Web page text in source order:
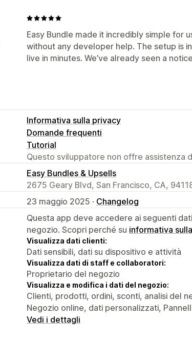
Easy Bundle made it incredibly simple for
without any developer help. The setup is
live in minutes. We’ve already seen a
Informativa sulla privacy
Domande frequenti
Tutorial
Questo sviluppatore non offre assistenza
Easy Bundles & Upsells
2675 Geary Blvd, San Francisco, CA,
23 maggio 2025 · Changelog
Questa app deve accedere ai seguenti
negozio. Scopri perché su informativa
Visualizza dati clienti:
Dati sensibili, dati su dispositivo e attività
Visualizza dati di staff e collaboratori:
Proprietario del negozio
Visualizza e modifica i dati del negozio:
Clienti, prodotti, ordini, sconti, analisi del
Negozio online, dati personalizzati,
Vedi i dettagli